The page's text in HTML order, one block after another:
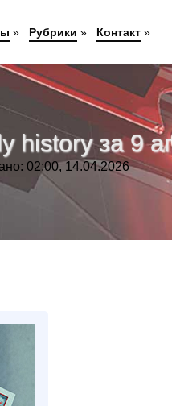
за 9
02:00, 14.04.2026
» Рубрики » Контакт»